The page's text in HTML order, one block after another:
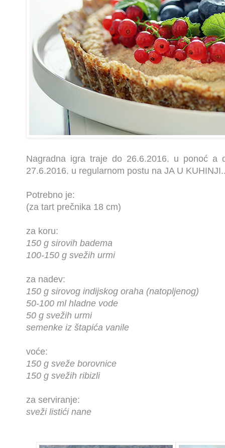
Nagradna igra traje do 26.6.2016. u ponoć a
27.6.2016. u regularnom postu na JA U
Potrebno je:
(za tart prečnika 18 cm)
za koru:
150 g sirovih badema
100-150 g svežih urmi
za nadev:
150 g sirovog indijskog oraha (natopljenog)
50-100 ml hladne vode
50 g svežih urmi
semenke iz štapića vanile
voće:
150 g sveže borovnice
150 g svežih ribizli
za serviranje:
sveži listići nane